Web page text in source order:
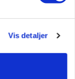
Vis detaljer